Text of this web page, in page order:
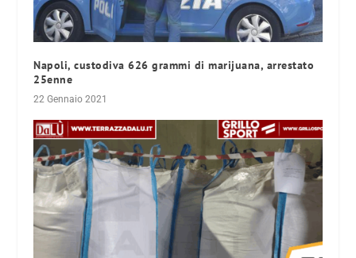
Napoli, custodiva 626 grammi di marijuana, arrestato
25enne
22 Gennaio 2021